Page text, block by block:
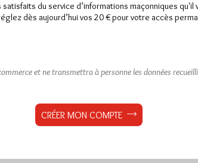
du service d’informations maçonniques qu'il
dès aujourd’hui vos 20 € pour votre accès
et ne transmettra à personne les données
CRÉER MON COMPTE